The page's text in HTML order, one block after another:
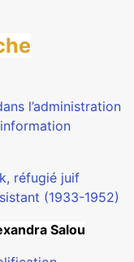
l’administration
réfugié juif
(1933-1952)
Salou